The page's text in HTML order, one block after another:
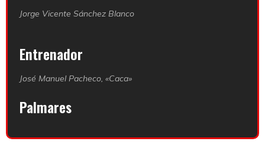
Jorge Vicente Sánchez Blanco
Entrenador
José Manuel Pacheco, «Caca»
Palmares